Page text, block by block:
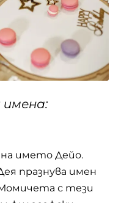
имена:
името Дейо.
празнува имен
с тези